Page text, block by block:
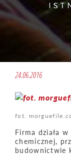
24.06.2016
fot.
Firma działa
chemicznej,
budownictwie